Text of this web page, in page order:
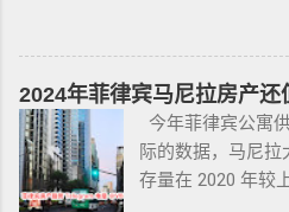
禁止公民携带枪
是未当班的警察，
因此而被逮捕。
一次执照，并每
守，将导致撤销和
在该许可证期满之
5. 在机场海关是
了NBI，这2步做好
等待时间是半年
宾做了遣返会是黑
黑名单。遣返的流
是否一致，车主
附件一同给你，每
名； 2、第二份合
只有车行的签字
致，如果可以尽量
面会说为什么； 3
签证：SRRV（退
供了一个额外的永
后，不仅能在菲
且申请者的原有
响。 退休移
2024年菲律宾马尼拉房产还
今年菲律宾公寓
际的数据，马尼
存量在 2020 年较